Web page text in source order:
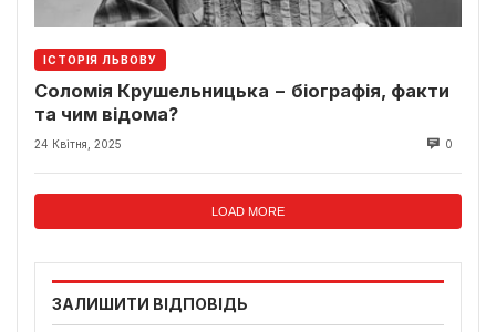
ІСТОРІЯ ЛЬВОВУ
Соломія Крушельницька − біографія, факти
та чим відома?
24 Квітня, 2025 0
LOAD MORE
ЗАЛИШИТИ ВІДПОВІДЬ